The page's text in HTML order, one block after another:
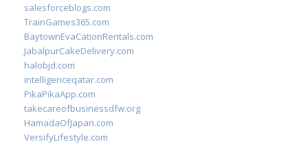
salesforceblogs.com
TrainGames365.com
BaytownEvaCationRentals.com
JabalpurCakeDelivery.com
halobjd.com
intelligenceqatar.com
PikaPikaApp.com
takecareofbusinessdfw.org
HamadaOfJapan.com
VersifyLifestyle.com